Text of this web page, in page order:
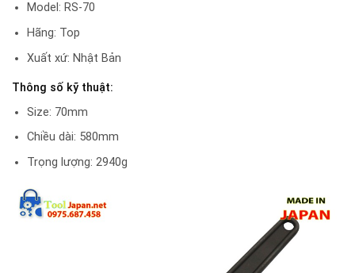
Model: RS-70
Hãng: Top
Xuất xứ: Nhật Bản
Thông số kỹ thuật:
Size: 70mm
Chiều dài: 580mm
Trọng lượng: 2940g